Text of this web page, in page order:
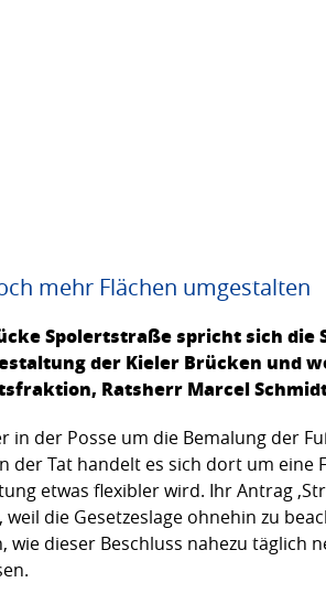
mehr Flächen umgestalten
Spolertstraße spricht sich die
der Kieler Brücken und
Ratsherr Marcel
der Posse um die Bemalung der
Tat handelt es sich dort um eine
etwas flexibler wird. Ihr Antrag
die Gesetzeslage ohnehin zu
dieser Beschluss nahezu täglich